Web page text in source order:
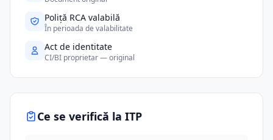
Poliță RCA valabilă
În perioada de valabilitate
Act de identitate
CI/BI proprietar — original
Ce se verifică la ITP